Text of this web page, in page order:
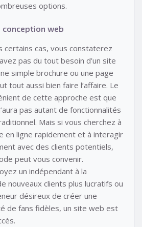
options.
conception web
certains cas, vous constaterez
pas du tout besoin d’un site
simple brochure ou une page
tout aussi bien faire l’affaire. Le
de cette approche est que
pas autant de fonctionnalités
Mais si vous cherchez à
en ligne rapidement et à interagir
avec des clients potentiels,
peut vous convenir.
un indépendant à la
nouveaux clients plus lucratifs ou
désireux de créer une
de fans fidèles, un site web est